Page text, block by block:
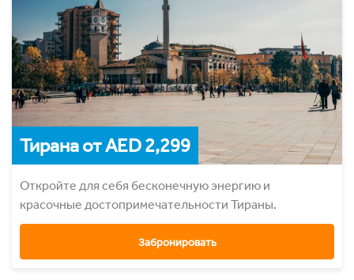
Тирана от AED 2,299
Откройте для себя бесконечную энергию и
красочные достопримечательности Тираны.
Забронировать